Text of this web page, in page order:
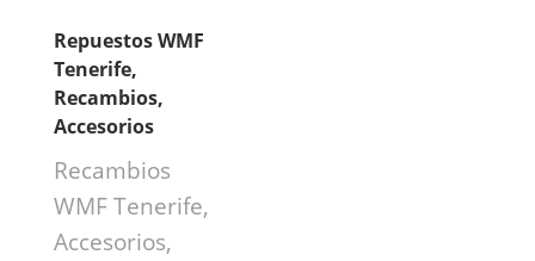
Repuestos WMF
Tenerife,
Recambios,
Accesorios
Recambios
WMF Tenerife,
Accesorios,